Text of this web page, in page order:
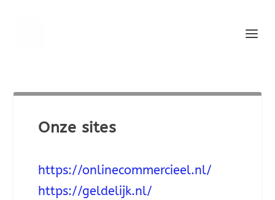
Onze sites
https://onlinecommercieel.nl/
https://geldelijk.nl/